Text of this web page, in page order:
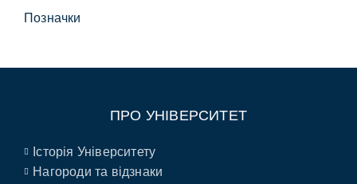
Позначки
ПРО УНІВЕРСИТЕТ
Історія Університету
Нагороди та відзнаки